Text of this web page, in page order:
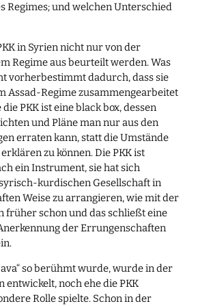
Regimes; und welchen Unterschied
in Syrien nicht nur von der
Regime aus beurteilt werden. Was
vorherbestimmt dadurch, dass sie
Assad-Regime zusammengearbeitet
PKK ist eine black box, dessen
und Pläne man nur aus den
erraten kann, statt die Umstände
zu können. Die PKK ist
ein Instrument, sie hat sich
kurdischen Gesellschaft in
Weise zu arrangieren, wie mit der
schon und das schließt eine
der Errungenschaften
so berühmt wurde, wurde in der
entwickelt, noch ehe die PKK
Rolle spielte. Schon in der